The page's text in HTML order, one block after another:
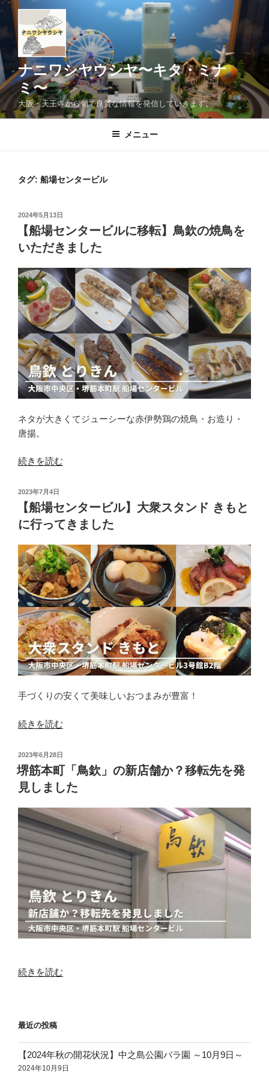
コ
ン
ツ
へ
ス
キ
ッ
ナニワシヤウシヤ〜キタ・ミナ
ミ〜
大阪・天王寺から旬で良質な情報を発信していきます。
メニュー
タグ: 船場センタービル
投
日:
2024年5月13日
【船場センタービルに移転】鳥欽の焼鳥を
いただきました
ネタが大きくてジューシーな赤伊勢鶏の焼鳥・お造り・
唐揚。
“【船
セ
ン
タ
ー
ビ
ル
に
移
転】
鳥
欽
の
焼
鳥
を
た
ま
し
た”
の
続きを読む
投
日:
2023年7月4日
【船場センタービル】大衆スタンド きもと
に行ってきました
手づくりの安くて美味しいおつまみが豊富！
“【船
セ
ン
タ
ー
ビ
ル】
大
衆
ス
タ
ン
ド
き
も
に
き
ま
し
た”
続きを読む
投
稿
日:
2023年6月28日
堺筋本町「鳥欽」の新店舗か？移転先を発
見しました
“堺
「鳥
欽」
の
新
続きを読む
最近の投稿
【2024年秋の開花状況】中之島公園バラ園 ～10月9日～
2024年10月9日